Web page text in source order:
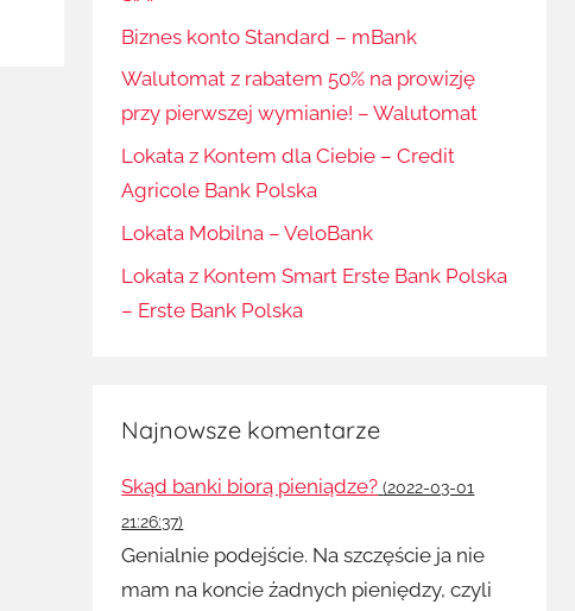
Biznes konto Standard – mBank
Walutomat z rabatem 50% na prowizję
przy pierwszej wymianie! – Walutomat
Lokata z Kontem dla Ciebie – Credit
Agricole Bank Polska
Lokata Mobilna – VeloBank
Lokata z Kontem Smart Erste Bank Polska
– Erste Bank Polska
Najnowsze komentarze
Skąd banki biorą pieniądze? (2022-03-01
21:26:37)
Genialnie podejście. Na szczęście ja nie
mam na koncie żadnych pieniędzy, czyli